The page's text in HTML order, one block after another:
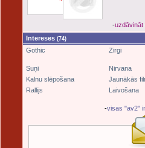
-uzdāvināt
Intereses (74)
Gothic Zirgi
Suņi
Nirvana
Kalnu slēpošana
Jaunākās
Rallijs
Laivošana
-visas "av2"